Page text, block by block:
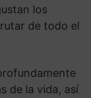
los
de todo el
de la vida, así